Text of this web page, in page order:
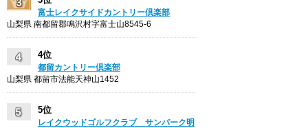
富士レイクサイドカントリー倶楽部
山梨県 南都留郡鳴沢村字富士山8545-6
4位
都留カントリー倶楽部
山梨県 都留市法能天神山1452
5位
レイクウッドゴルフクラブ サンパーク明